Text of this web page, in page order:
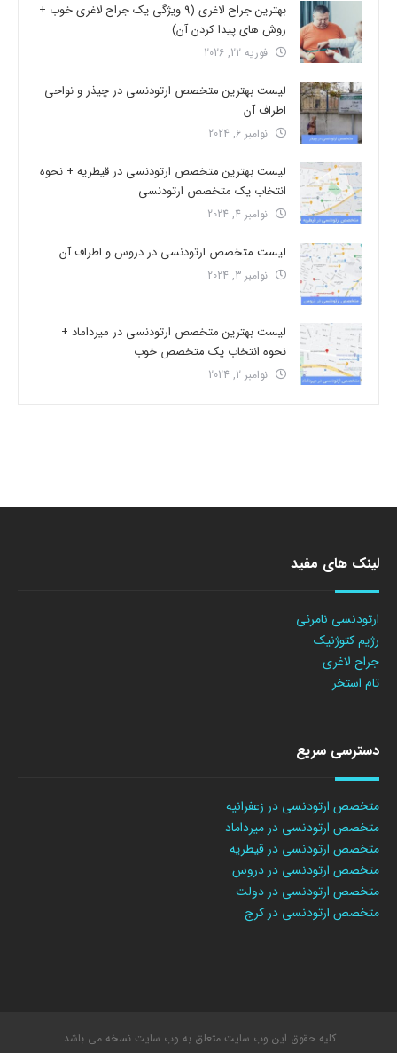
بهترین جراح لاغری (9 ویژگی یک جراح لاغری خوب +
روش های پیدا کردن آن)
فوریه 22, 2026
لیست بهترین متخصص ارتودنسی در چیذر و نواحی
اطراف آن
نوامبر 6, 2024
لیست بهترین متخصص ارتودنسی در قیطریه + نحوه
انتخاب یک متخصص ارتودنسی
نوامبر 4, 2024
لیست متخصص ارتودنسی در دروس و اطراف آن
نوامبر 3, 2024
لیست بهترین متخصص ارتودنسی در میرداماد +
نحوه انتخاب یک متخصص خوب
نوامبر 2, 2024
لینک های مفید
ارتودنسی نامرئی
رژیم کتوژنیک
جراح لاغری
تام استخر
دسترسی سریع
متخصص ارتودنسی در زعفرانیه
متخصص ارتودنسی در میرداماد
متخصص ارتودنسی در قیطریه
متخصص ارتودنسی در دروس
متخصص ارتودنسی در دولت
متخصص ارتودنسی در کرج
کلیه حقوق این وب سایت متعلق به وب سایت نسخه می باشد.